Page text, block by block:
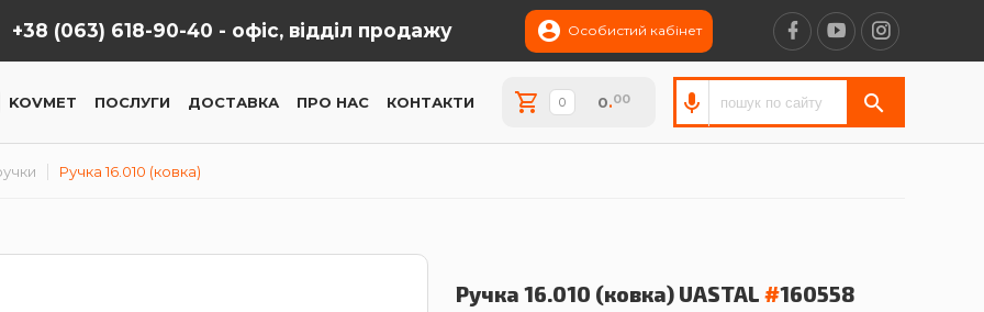
+38 (063) 618-90-40 - офіс, відділ продажу Особистий кабінет
KOVMET ПОСЛУГИ ДОСТАВКА ПРО НАС КОНТАКТИ 0.00
Ручка 16.010 (ковка)
Ручка 16.010 (ковка) UASTAL #160558